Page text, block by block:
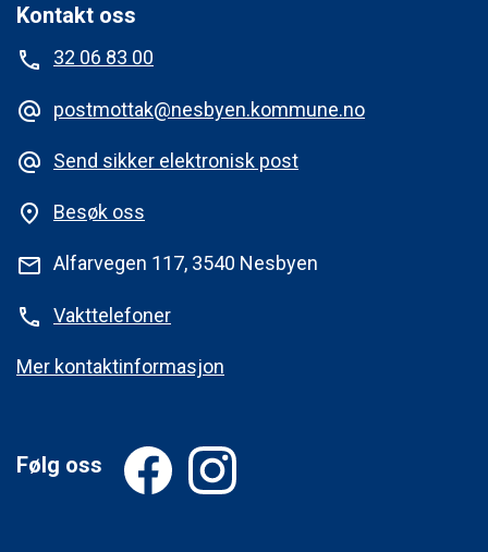
Kontakt oss
phone
32 06 83 00
alternate_email postmottak@nesbyen.kommune.no
alternate_email Send sikker elektronisk post
place Besøk oss
mail Alfarvegen 117, 3540 Nesbyen
phone Vakttelefoner
Mer kontaktinformasjon
Følg oss